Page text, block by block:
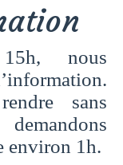
nous
sans
environ 1h.